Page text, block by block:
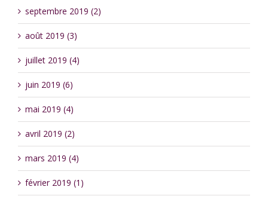
septembre 2019 (2)
août 2019 (3)
juillet 2019 (4)
juin 2019 (6)
mai 2019 (4)
avril 2019 (2)
mars 2019 (4)
février 2019 (1)